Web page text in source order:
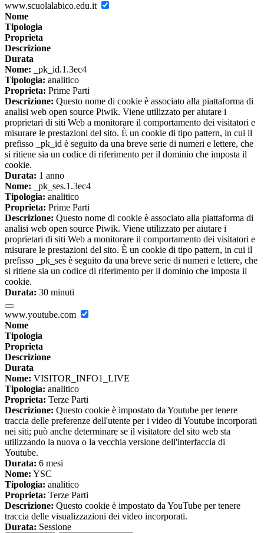
www.scuolalabico.edu.it
Nome
Tipologia
Proprieta
Descrizione
Durata
Nome: _pk_id.1.3ec4
Tipologia: analitico
Proprieta: Prime Parti
Descrizione: Questo nome di cookie è associato alla piattaforma di
analisi web open source Piwik. Viene utilizzato per aiutare i
proprietari di siti Web a monitorare il comportamento dei visitatori e
misurare le prestazioni del sito. È un cookie di tipo pattern, in cui il
prefisso _pk_id è seguito da una breve serie di numeri e lettere, che
si ritiene sia un codice di riferimento per il dominio che imposta il
cookie.
Durata: 1 anno
Nome: _pk_ses.1.3ec4
Tipologia: analitico
Proprieta: Prime Parti
Descrizione: Questo nome di cookie è associato alla piattaforma di
analisi web open source Piwik. Viene utilizzato per aiutare i
proprietari di siti Web a monitorare il comportamento dei visitatori e
misurare le prestazioni del sito. È un cookie di tipo pattern, in cui il
prefisso _pk_ses è seguito da una breve serie di numeri e lettere, che
si ritiene sia un codice di riferimento per il dominio che imposta il
cookie.
Durata: 30 minuti
www.youtube.com
Nome
Tipologia
Proprieta
Descrizione
Durata
Nome: VISITOR_INFO1_LIVE
Tipologia: analitico
Proprieta: Terze Parti
Descrizione: Questo cookie è impostato da Youtube per tenere
traccia delle preferenze dell'utente per i video di Youtube incorporati
nei siti; può anche determinare se il visitatore del sito web sta
utilizzando la nuova o la vecchia versione dell'interfaccia di
Youtube.
Durata: 6 mesi
Nome: YSC
Tipologia: analitico
Proprieta: Terze Parti
Descrizione: Questo cookie è impostato da YouTube per tenere
traccia delle visualizzazioni dei video incorporati.
Durata: Sessione